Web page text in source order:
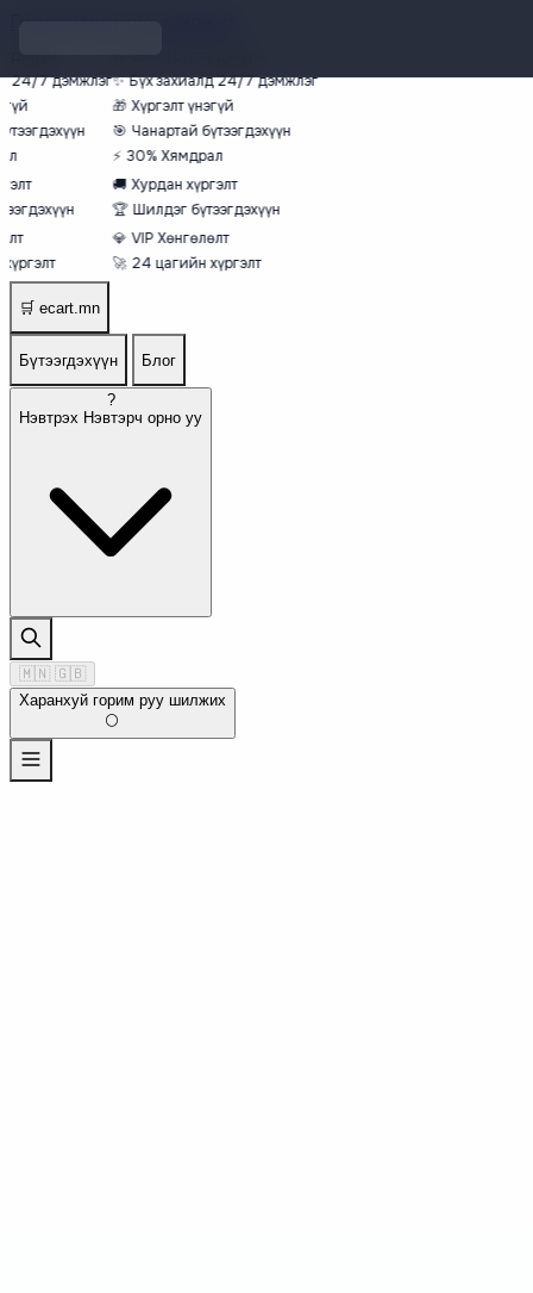
24/7 дэмжлэг✨ Бүх захиалд 24/7 дэмжлэг
🎁 Хүргэлт үнэгүй
🎯 Чанартай бүтээгдэхүүн
⚡ 30% Хямдрал
🚚 Хурдан хүргэлт
🏆 Шилдэг бүтээгдэхүүн
💎 VIP Хөнгөлөлт
🚀 24 цагийн хүргэлт
🛒 ecart.mn
Бүтээгдэхүүн Блог
?
Нэвтрэх Нэвтэрч орно уу
🇲🇳 🇬🇧
Харанхуй горим руу шилжих
🌕